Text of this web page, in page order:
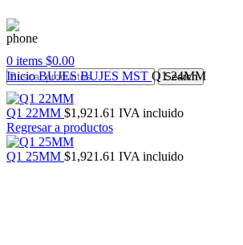
0 items $0.00
Search
InicioBUJESBUJES MST Q1 24MM
Q1 22MM $1,921.61 IVA incluido
Regresar a productos
Q1 25MM $1,921.61 IVA incluido